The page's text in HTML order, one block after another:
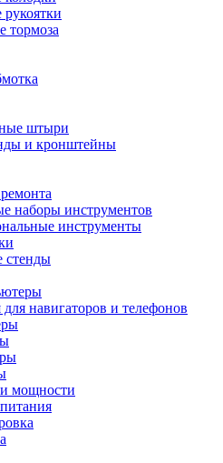
тормоза
штыри
и кронштейны
наборы инструментов
инструменты
стенды
навигаторов и телефонов
мощности